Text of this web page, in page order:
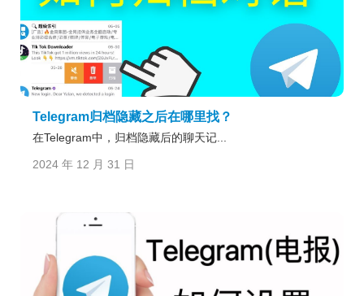
Telegram归档隐藏之后在哪里找？
在Telegram中，归档隐藏后的聊天记...
2024 年 12 月 31 日